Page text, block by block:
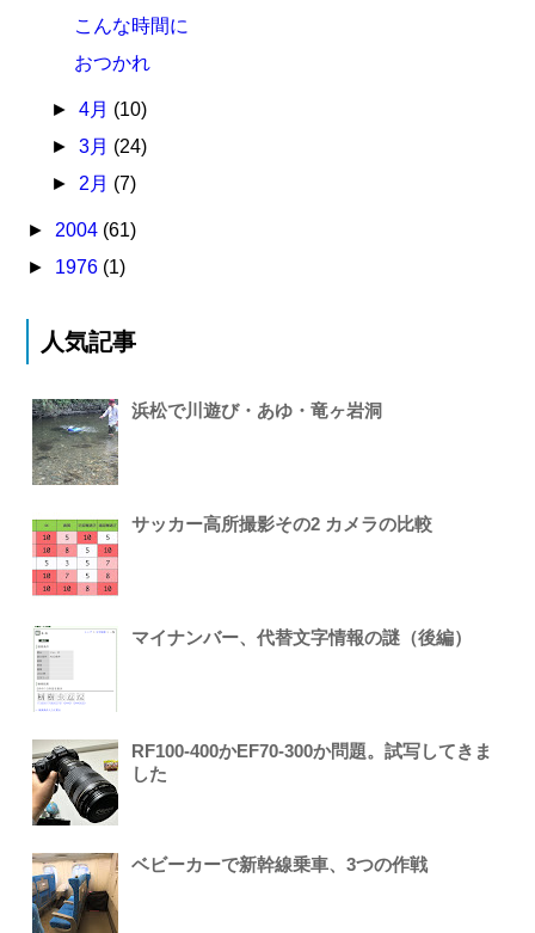
こんな時間に
おつかれ
► 4月 (10)
► 3月 (24)
► 2月 (7)
► 2004 (61)
► 1976 (1)
人気記事
浜松で川遊び・あゆ・竜ヶ岩洞
サッカー高所撮影その2 カメラの比較
マイナンバー、代替文字情報の謎（後編）
RF100-400かEF70-300か問題。試写してきま
した
ベビーカーで新幹線乗車、3つの作戦